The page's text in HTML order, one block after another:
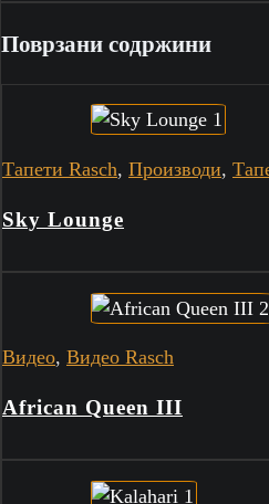
Поврзани содржини
Тапети Rasch, Производи,
Sky Lounge
Видео, Видео Rasch
African Queen III